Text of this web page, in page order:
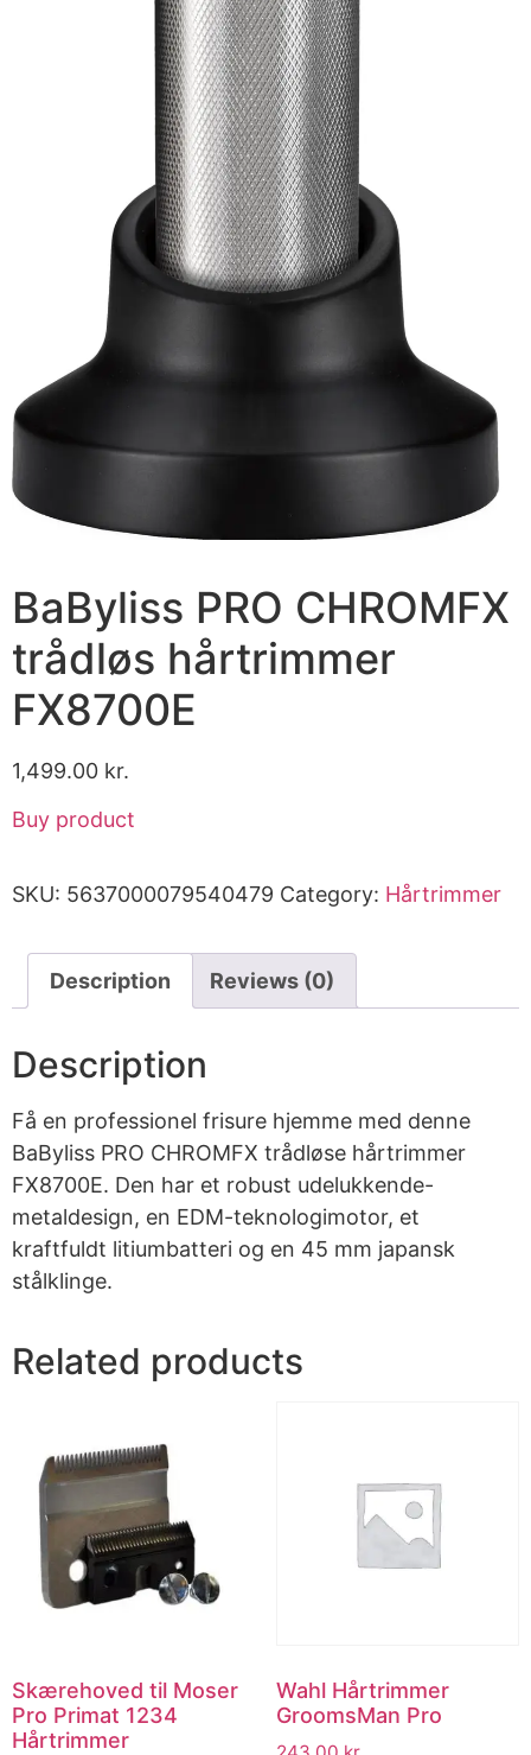
BaByliss PRO CHROMFX
trådløs hårtrimmer
FX8700E
1,499.00 kr.
Buy product
SKU: 5637000079540479 Category: Hårtrimmer
Description Reviews (0)
Description
Få en professionel frisure hjemme med denne
BaByliss PRO CHROMFX trådløse hårtrimmer
FX8700E. Den har et robust udelukkende-
metaldesign, en EDM-teknologimotor, et
kraftfuldt litiumbatteri og en 45 mm japansk
stålklinge.
Related products
Skærehoved til Moser
Pro Primat 1234
Hårtrimmer
Wahl Hårtrimmer
GroomsMan Pro